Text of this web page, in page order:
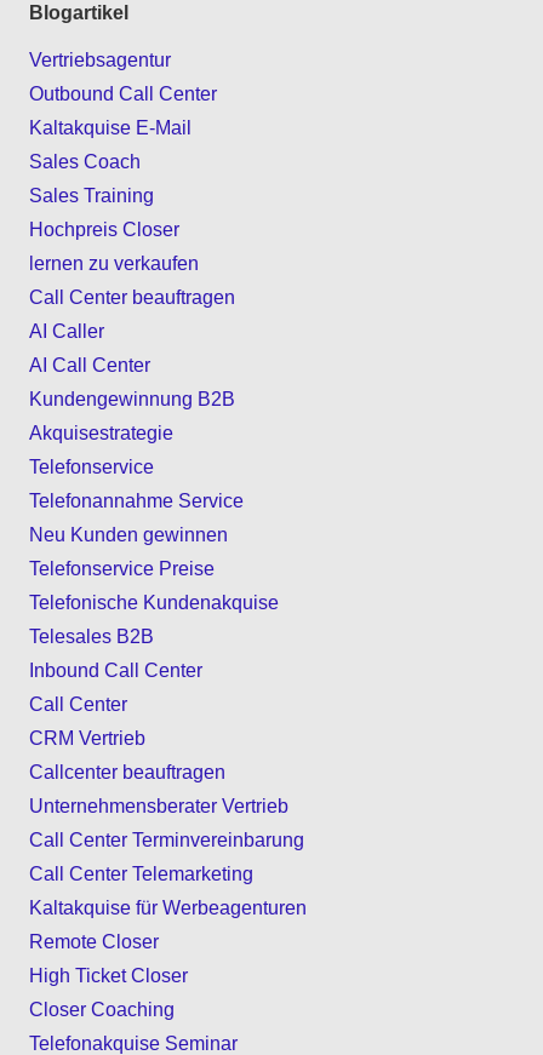
Blogartikel
Vertriebsagentur
Outbound Call Center
Kaltakquise E-Mail
Sales Coach
Sales Training
Hochpreis Closer
lernen zu verkaufen
Call Center beauftragen
AI Caller
AI Call Center
Kundengewinnung B2B
Akquisestrategie
Telefonservice
Telefonannahme Service
Neu Kunden gewinnen
Telefonservice Preise
Telefonische Kundenakquise
Telesales B2B
Inbound Call Center
Call Center
CRM Vertrieb
Callcenter beauftragen
Unternehmensberater Vertrieb
Call Center Terminvereinbarung
Call Center Telemarketing
Kaltakquise für Werbeagenturen
Remote Closer
High Ticket Closer
Closer Coaching
Telefonakquise Seminar